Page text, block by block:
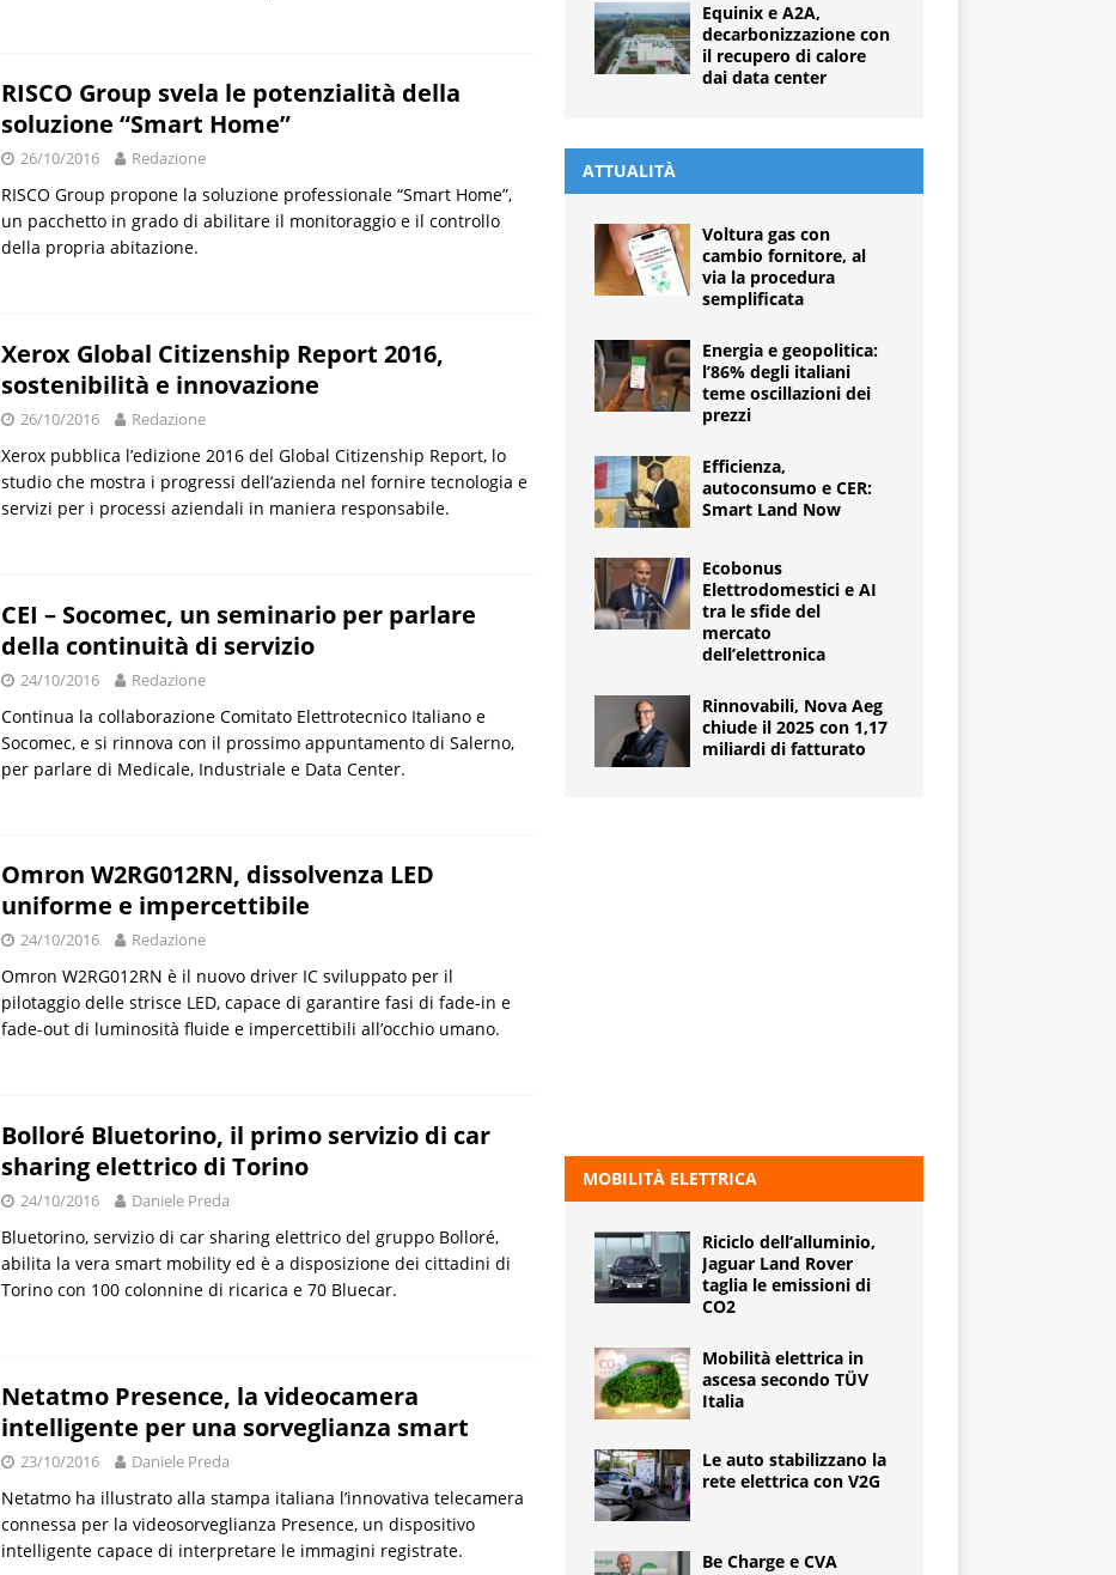
RISCO Group svela le potenzialità della
soluzione “Smart Home”
26/10/2016 Redazione
RISCO Group propone la soluzione professionale “Smart Home”,
un pacchetto in grado di abilitare il monitoraggio e il controllo
della propria abitazione.
Xerox Global Citizenship Report 2016,
sostenibilità e innovazione
26/10/2016 Redazione
Xerox pubblica l’edizione 2016 del Global Citizenship Report, lo
studio che mostra i progressi dell’azienda nel fornire tecnologia e
servizi per i processi aziendali in maniera responsabile.
CEI – Socomec, un seminario per parlare
della continuità di servizio
24/10/2016 Redazione
Continua la collaborazione Comitato Elettrotecnico Italiano e
Socomec, e si rinnova con il prossimo appuntamento di Salerno,
per parlare di Medicale, Industriale e Data Center.
Omron W2RG012RN, dissolvenza LED
uniforme e impercettibile
24/10/2016 Redazione
Omron W2RG012RN è il nuovo driver IC sviluppato per il
pilotaggio delle strisce LED, capace di garantire fasi di fade-in e
fade-out di luminosità fluide e impercettibili all’occhio umano.
Bolloré Bluetorino, il primo servizio di car
sharing elettrico di Torino
24/10/2016 Daniele Preda
Bluetorino, servizio di car sharing elettrico del gruppo Bolloré,
abilita la vera smart mobility ed è a disposizione dei cittadini di
Torino con 100 colonnine di ricarica e 70 Bluecar.
Netatmo Presence, la videocamera
intelligente per una sorveglianza smart
23/10/2016 Daniele Preda
Netatmo ha illustrato alla stampa italiana l’innovativa telecamera
connessa per la videosorveglianza Presence, un dispositivo
intelligente capace di interpretare le immagini registrate.
Equinix e A2A,
decarbonizzazione con
il recupero di calore
dai data center
ATTUALITÀ
Voltura gas con
cambio fornitore, al
via la procedura
semplificata
Energia e geopolitica:
l’86% degli italiani
teme oscillazioni dei
prezzi
Efficienza,
autoconsumo e CER:
Smart Land Now
Ecobonus
Elettrodomestici e AI
tra le sfide del
mercato
dell’elettronica
Rinnovabili, Nova Aeg
chiude il 2025 con 1,17
miliardi di fatturato
MOBILITÀ ELETTRICA
Riciclo dell’alluminio,
Jaguar Land Rover
taglia le emissioni di
CO2
Mobilità elettrica in
ascesa secondo TÜV
Italia
Le auto stabilizzano la
rete elettrica con V2G
Be Charge e CVA